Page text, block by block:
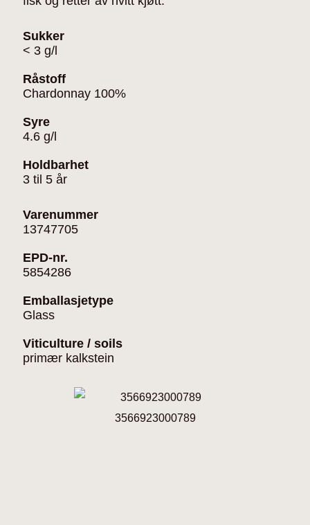
Sukker
< 3 g/l
Råstoff
Chardonnay 100%
Syre
4.6 g/l
Holdbarhet
3 til 5 år
Varenummer
13747705
EPD-nr.
5854286
Emballasjetype
Glass
Viticulture / soils
primær kalkstein
3566923000789